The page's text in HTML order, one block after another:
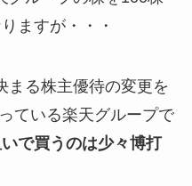
ますが・・・
まる株主優待の変更を
ている楽天グループで
で買うのは少々博打